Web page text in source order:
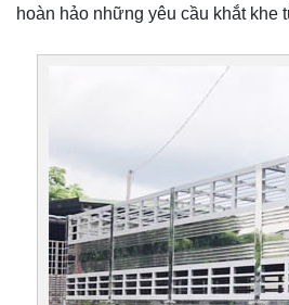
hoàn hảo những yêu cầu khắt khe